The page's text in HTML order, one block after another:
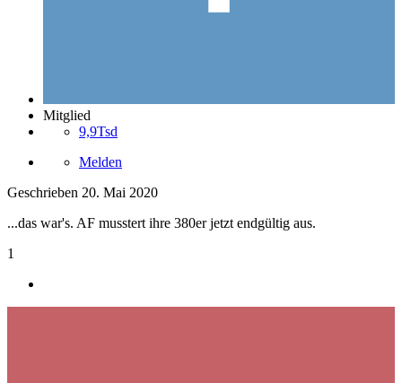
Mitglied
9,9Tsd
Melden
Geschrieben 20. Mai 2020
...das war's. AF musstert ihre 380er jetzt endgültig aus.
1